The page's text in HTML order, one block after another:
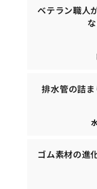
ベテラン職人
排水管の詰
ゴム素材の進